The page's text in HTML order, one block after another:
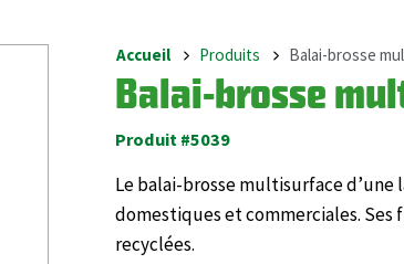
Breadcrumb
Accueil Produits Balai-brosse
Balai-brosse
Produit #5039
Le balai-brosse multisurface d’une
domestiques et commerciales.
recyclées.